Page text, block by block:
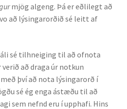
mjög algeng. Þá er eðlilegt að
að lýsingarorðið sé leitt af
sé tilhneiging til að ofnota
að draga úr notkun
því að nota lýsingarorð í
sé ég enga ástæðu til að
sem nefnd eru í upphafi. Hins